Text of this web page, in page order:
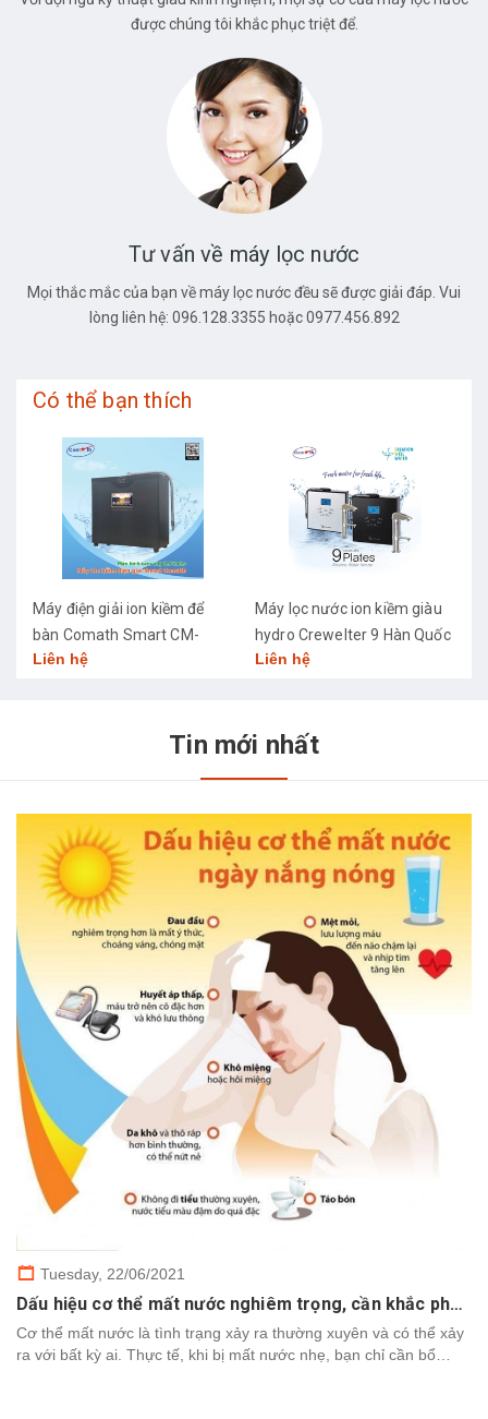
được chúng tôi khắc phục triệt để.
Tư vấn về máy lọc nước
Mọi thắc mắc của bạn về máy lọc nước đều sẽ được giải đáp. Vui
lòng liên hệ: 096.128.3355 hoặc 0977.456.892
Có thể bạn thích
Máy điện giải ion kiềm để
bàn Comath Smart CM-
3668
Liên hệ
Máy lọc nước ion kiềm giàu
hydro Crewelter 9 Hàn Quốc
Liên hệ
Tin mới nhất
Tuesday, 22/06/2021
Dấu hiệu cơ thể mất nước nghiêm trọng, cần khắc phục nhanh chóng
Cơ thể mất nước là tình trạng xảy ra thường xuyên và có thể xảy
ra với bất kỳ ai. Thực tế, khi bị mất nước nhẹ, bạn chỉ cần bổ